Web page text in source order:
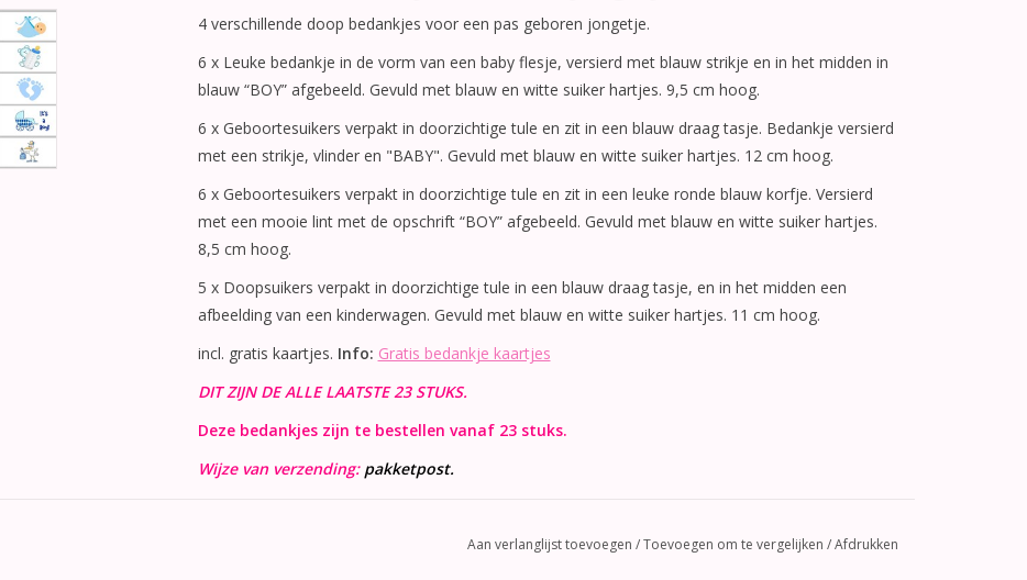
4 verschillende doop bedankjes voor een pas geboren jongetje.
6 x Leuke bedankje in de vorm van een baby flesje, versierd met blauw strikje en in het midden in
blauw “BOY” afgebeeld. Gevuld met blauw en witte suiker hartjes. 9,5 cm hoog.
6 x Geboortesuikers verpakt in doorzichtige tule en zit in een blauw draag tasje. Bedankje versierd
met een strikje, vlinder en "BABY". Gevuld met blauw en witte suiker hartjes. 12 cm hoog.
6 x Geboortesuikers verpakt in doorzichtige tule en zit in een leuke ronde blauw korfje. Versierd
met een mooie lint met de opschrift “BOY” afgebeeld. Gevuld met blauw en witte suiker hartjes.
8,5 cm hoog.
5 x Doopsuikers verpakt in doorzichtige tule in een blauw draag tasje, en in het midden een
afbeelding van een kinderwagen. Gevuld met blauw en witte suiker hartjes. 11 cm hoog.
incl. gratis kaartjes. Info: Gratis bedankje kaartjes
DIT ZIJN DE ALLE LAATSTE 23 STUKS.
Deze bedankjes zijn te bestellen vanaf 23 stuks.
Wijze van verzending: pakketpost.
Aan verlanglijst toevoegen /Toevoegen om te vergelijken /Afdrukken